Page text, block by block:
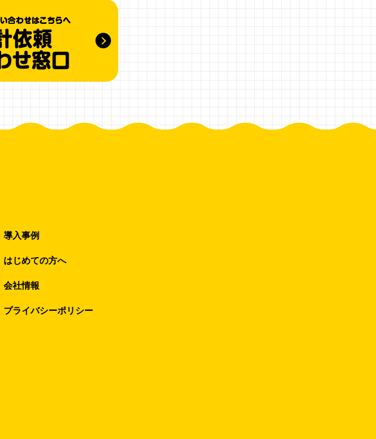
導入事例
はじめての方へ
会社情報
プライバシーポリシー